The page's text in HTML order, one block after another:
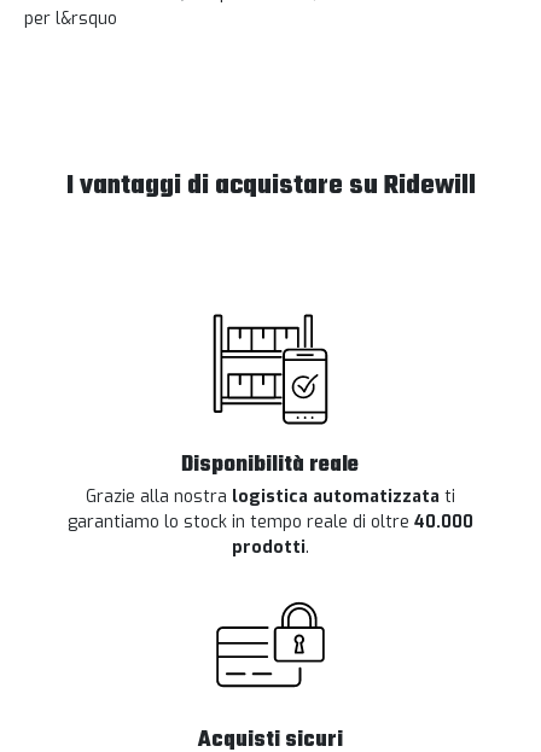
per l&rsquo
I vantaggi di acquistare su Ridewill
Disponibilità reale
Grazie alla nostra logistica automatizzata ti
garantiamo lo stock in tempo reale di oltre 40.000
prodotti.
Acquisti sicuri